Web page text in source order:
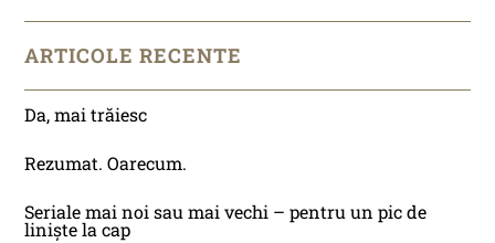
ARTICOLE RECENTE
Da, mai trăiesc
Rezumat. Oarecum.
Seriale mai noi sau mai vechi – pentru un pic de
liniște la cap